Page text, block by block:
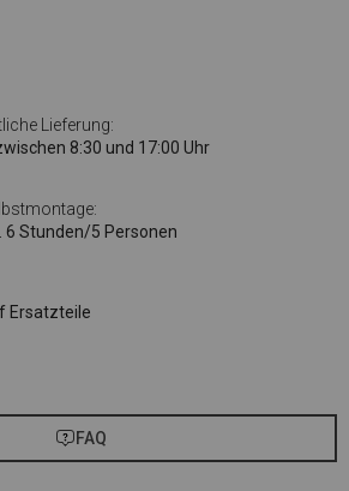
Lieferung:
8:30 und 17:00 Uhr
6 Stunden/5 Personen
Ersatzteile
FAQ